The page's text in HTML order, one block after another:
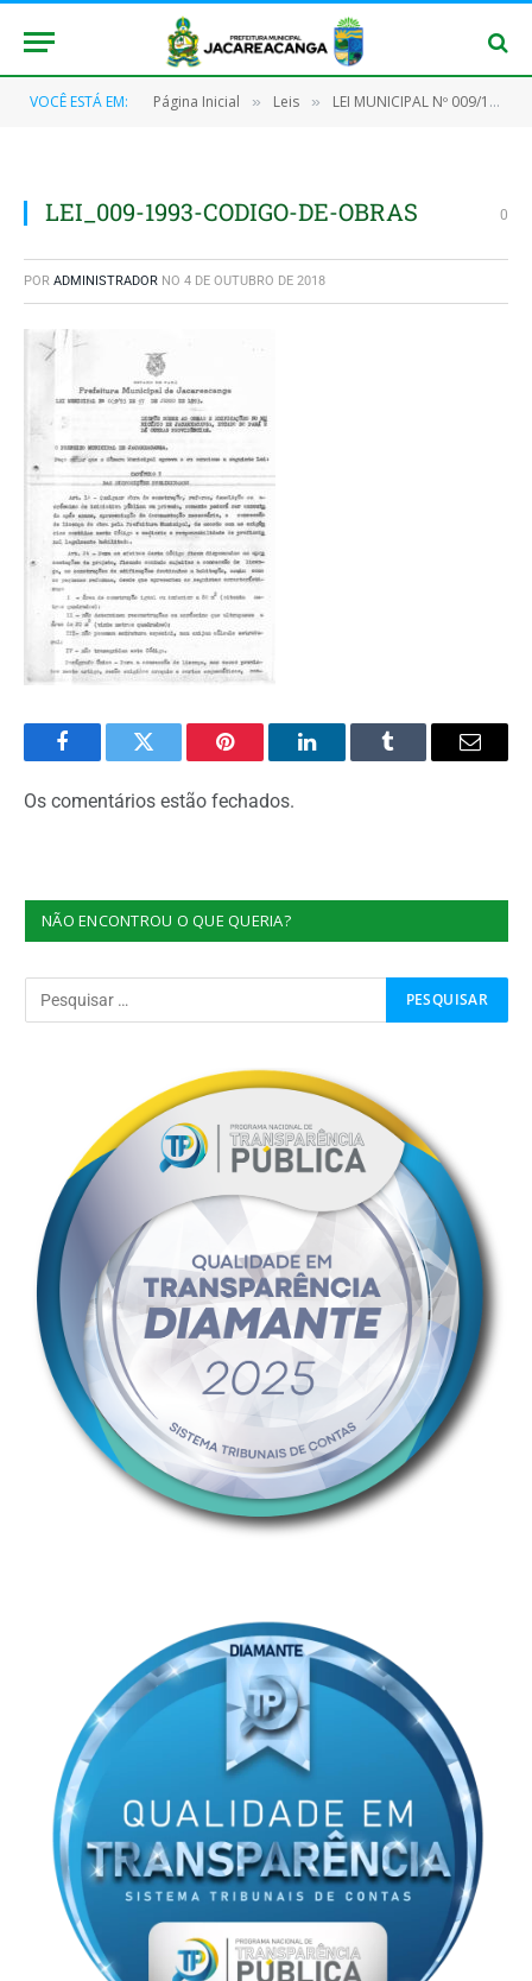
VOCÊ ESTÁ EM: Página Inicial » Leis » LEI MUNICIPAL Nº 009/1993, DE 07 DE JUNHO DE 1993
LEI_009-1993-CODIGO-DE-OBRAS 0
POR ADMINISTRADOR NO 4 DE OUTUBRO DE 2018
FacebookTwitter Pinterest O
Tumblr
E-
Os comentários estão fechados.
NÃO ENCONTROU O QUE QUERIA?